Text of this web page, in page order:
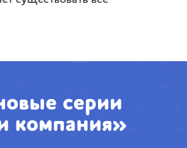
серии
компания»